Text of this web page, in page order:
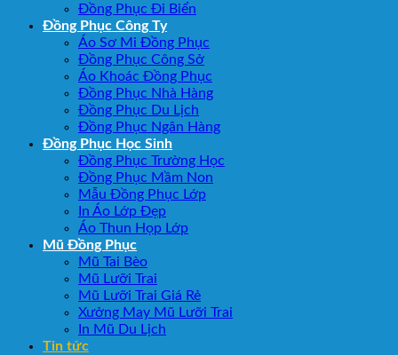
Đồng Phục Đi Biển
Đồng Phục Công Ty
Áo Sơ Mi Đồng Phục
Đồng Phục Công Sở
Áo Khoác Đồng Phục
Đồng Phục Nhà Hàng
Đồng Phục Du Lịch
Đồng Phục Ngân Hàng
Đồng Phục Học Sinh
Đồng Phục Trường Học
Đồng Phục Mầm Non
Mẫu Đồng Phục Lớp
In Áo Lớp Đẹp
Áo Thun Họp Lớp
Mũ Đồng Phục
Mũ Tai Bèo
Mũ Lưỡi Trai
Mũ Lưỡi Trai Giá Rẻ
Xưởng May Mũ Lưỡi Trai
In Mũ Du Lịch
Tin tức